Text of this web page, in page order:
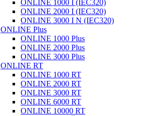
ONLINE 1000 I (IEC320)
ONLINE 2000 I (IEC320)
ONLINE 3000 I N (IEC320)
ONLINE Plus
ONLINE 1000 Plus
ONLINE 2000 Plus
ONLINE 3000 Plus
ONLINE RT
ONLINE 1000 RT
ONLINE 2000 RT
ONLINE 3000 RT
ONLINE 6000 RT
ONLINE 10000 RT